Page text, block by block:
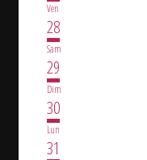
Ven
28
Sam
29
Dim
30
Lun
31